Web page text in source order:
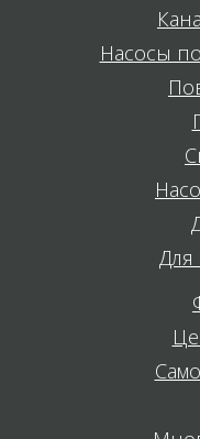
Насосы
Для